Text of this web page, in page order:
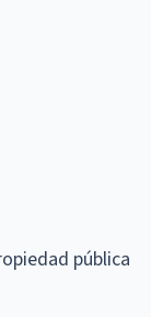
pública